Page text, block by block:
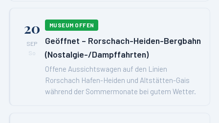
20
SEP
So
MUSEUM OFFEN
Geöffnet – Rorschach-Heiden-Bergbahn
(Nostalgie-/Dampffahrten)
Offene Aussichtswagen auf den Linien
Rorschach Hafen-Heiden und Altstätten-Gais
während der Sommermonate bei gutem Wetter.